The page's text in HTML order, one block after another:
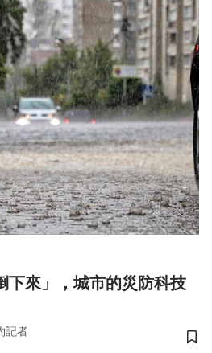
下來」，城市的災防科技
記者
儲